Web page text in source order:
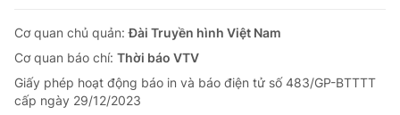
Cơ quan chủ quản:Đài Truyền hình Việt Nam
Cơ quan báo chí: Thời báo VTV
Giấy phép hoạt động báo in và báo điện tử số 483/GP-BTTTT
cấp ngày 29/12/2023